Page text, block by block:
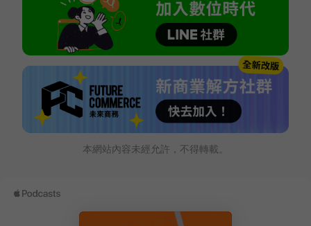
本網站內容未經允許，不得轉載。